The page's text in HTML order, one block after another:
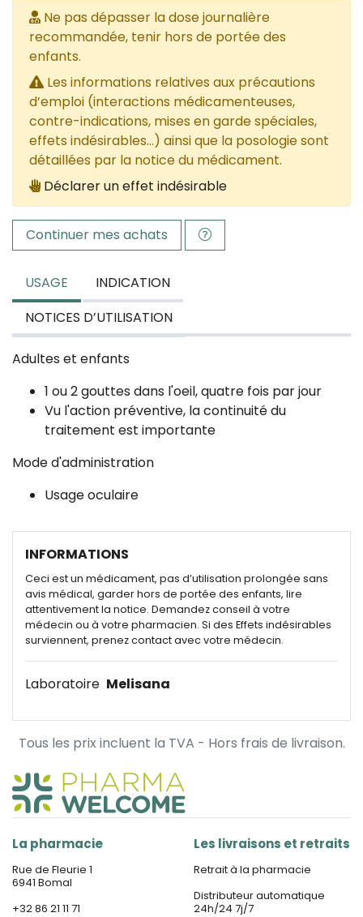
Ne pas dépasser la dose journalière
recommandée, tenir hors de portée des
enfants.
Les informations relatives aux précautions
d’emploi (interactions médicamenteuses,
contre-indications, mises en garde spéciales,
effets indésirables...) ainsi que la posologie sont
détaillées par la notice du médicament.
Déclarer un effet indésirable
Continuer mes achats
USAGE
INDICATION
NOTICES D’UTILISATION
Adultes et enfants
1 ou 2 gouttes dans l'oeil, quatre fois par jour
Vu l'action préventive, la continuité du
traitement est importante
Mode d'administration
Usage oculaire
INFORMATIONS
Ceci est un médicament, pas d’utilisation prolongée sans
avis médical, garder hors de portée des enfants, lire
attentivement la notice. Demandez conseil à votre
médecin ou à votre pharmacien. Si des Effets indésirables
surviennent, prenez contact avec votre médecin.
Laboratoire Melisana
Tous les prix incluent la TVA - Hors frais de livraison.
La pharmacie
Rue de Fleurie 1
6941 Bomal
+32 86 21 11 71
Les livraisons et retraits
Retrait à la pharmacie
Distributeur automatique
24h/24 7j/7